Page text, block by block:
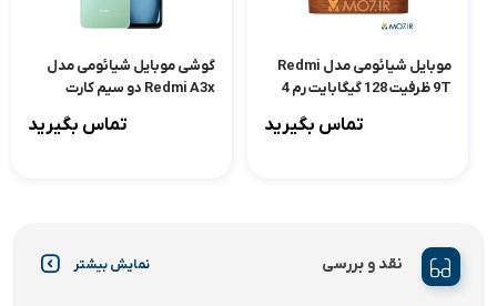
موبایل شیائومی مدل Redmi
9T ظرفیت 128 گیگابایت رم 4
تماس بگیرید
گوشی موبایل شیائومی مدل
Redmi A3x دو سیم کارت
تماس بگیرید
نقد و بررسی نمایش بیشتر